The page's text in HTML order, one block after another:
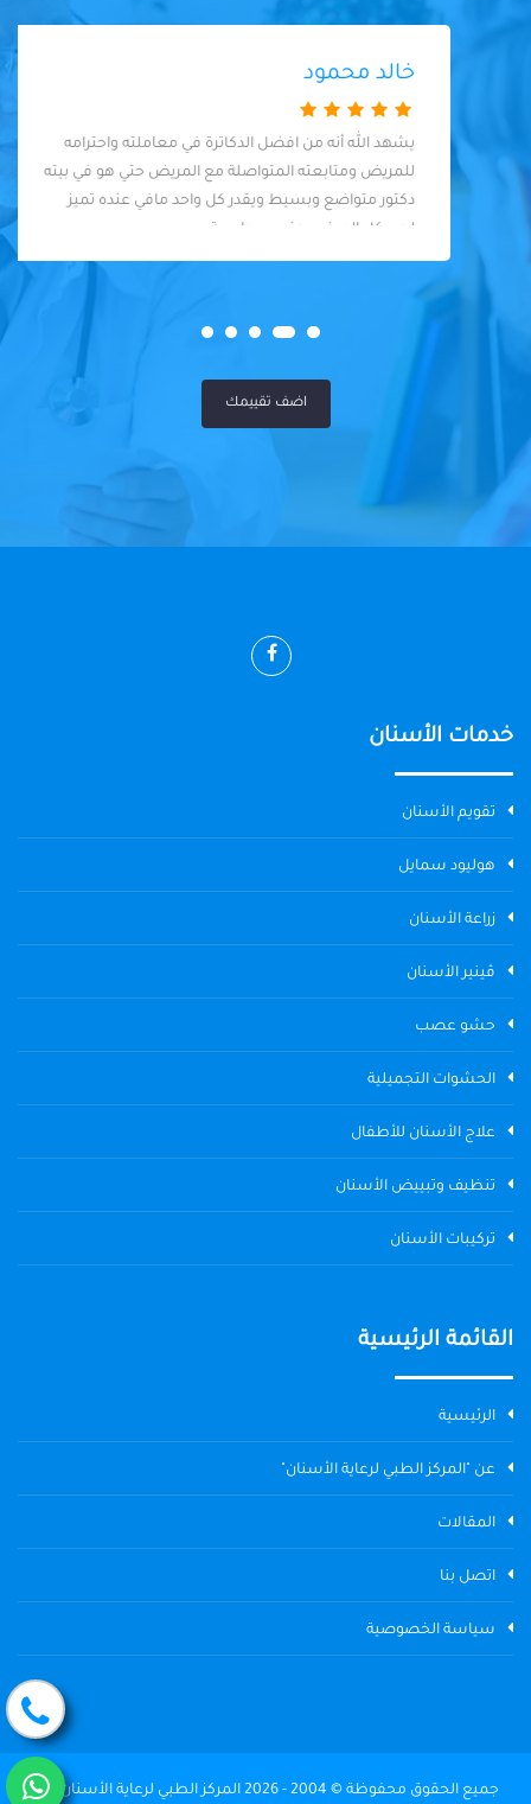
خالد محمود
يشهد الله أنه من افضل الدكاترة في معاملته واحترامه
للمريض ومتابعته المتواصلة مع المريض حتي هو في بيته
دكتور متواضع وبسيط ويقدر كل واحد مافي عنده تميز
لحد. كل المرضى عنده سواسية
اضف تقييمك
خدمات الأسنان
تقويم الأسنان
هوليود سمايل
زراعة الأسنان
ڤينير الأسنان
حشو عصب
الحشوات التجميلية
علاج الأسنان للأطفال
تنظيف وتبييض الأسنان
تركيبات الأسنان
القائمة الرئيسية
الرئيسية
عن "المركز الطبي لرعاية الأسنان"
المقالات
اتصل بنا
سياسة الخصوصية
جميع الحقوق محفوظة © 2004 - 2026 المركز الطبي لرعاية الأسنان The